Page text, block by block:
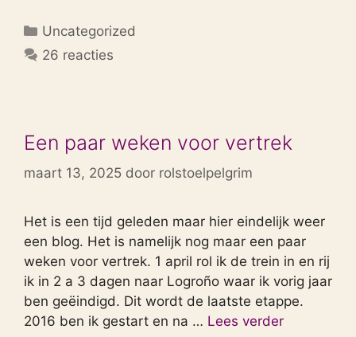
Categorieën
Uncategorized
26 reacties
Een paar weken voor vertrek
maart 13, 2025 door rolstoelpelgrim
Het is een tijd geleden maar hier eindelijk weer
een blog. Het is namelijk nog maar een paar
weken voor vertrek. 1 april rol ik de trein in en rij
ik in 2 a 3 dagen naar Logroño waar ik vorig jaar
ben geëindigd. Dit wordt de laatste etappe.
2016 ben ik gestart en na … Lees verder